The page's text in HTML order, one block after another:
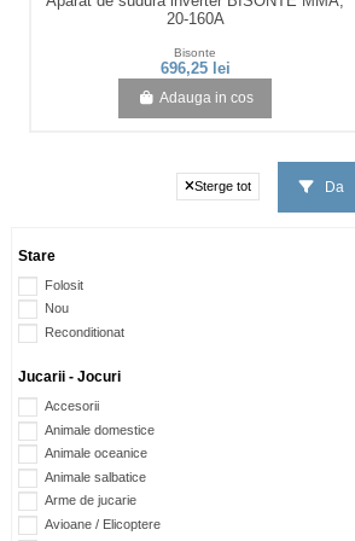
20-160A
Bisonte
696,25 lei
Adauga in cos
Sterge tot Da
Stare
Folosit
Nou
Reconditionat
Jucarii - Jocuri
Accesorii
Animale domestice
Animale oceanice
Animale salbatice
Arme de jucarie
Avioane / Elicoptere